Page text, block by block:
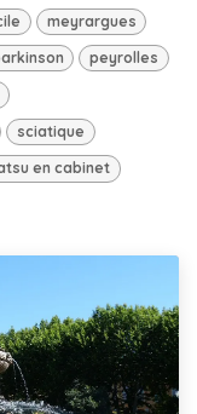
meyrargues
peyrolles
sciatique
en cabinet